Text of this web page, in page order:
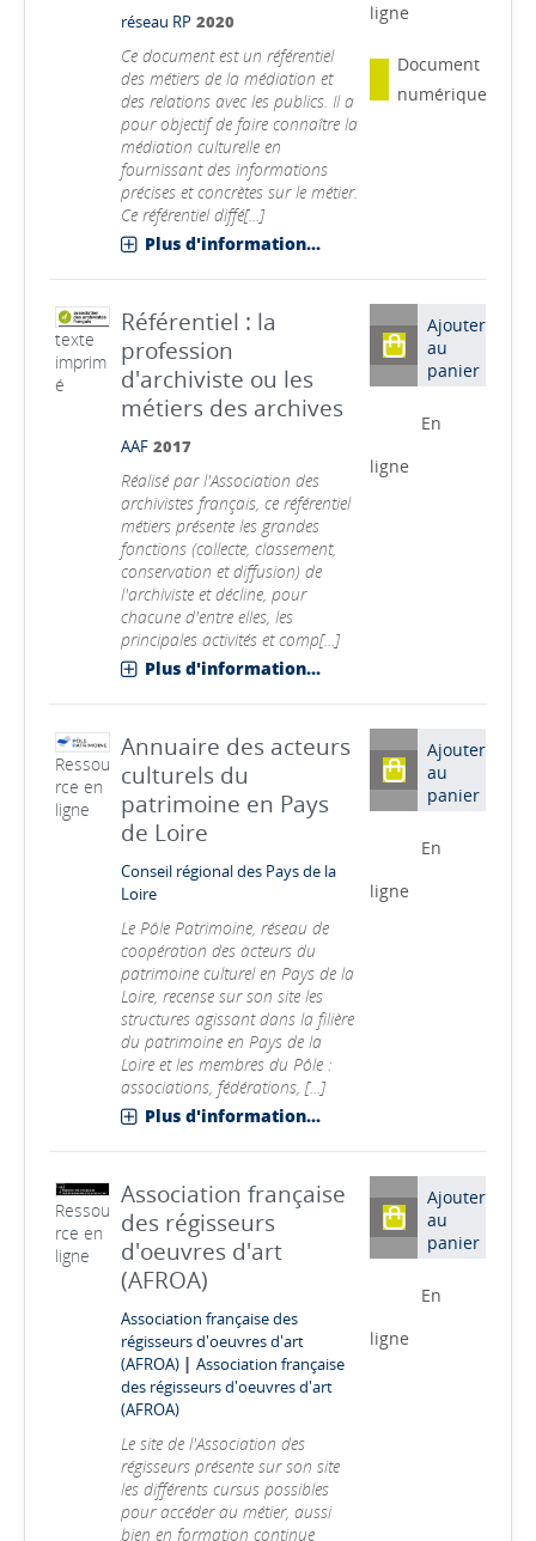
réseau RP 2020
Ce document est un référentiel
des métiers de la médiation et
des relations avec les publics. Il a
pour objectif de faire connaître la
médiation culturelle en
fournissant des informations
précises et concrètes sur le métier.
Ce référentiel diffé[...]
Plus d'information...
ligne
Document
numérique
texte
imprim
é
Référentiel : la
profession
d'archiviste ou les
métiers des archives
AAF 2017
Réalisé par l'Association des
archivistes français, ce référentiel
métiers présente les grandes
fonctions (collecte, classement,
conservation et diffusion) de
l'archiviste et décline, pour
chacune d'entre elles, les
principales activités et comp[...]
Plus d'information...
Ajouter
au
panier
En
ligne
Ressou
rce en
ligne
Annuaire des acteurs
culturels du
patrimoine en Pays
de Loire
Conseil régional des Pays de la
Loire
Le Pôle Patrimoine, réseau de
coopération des acteurs du
patrimoine culturel en Pays de la
Loire, recense sur son site les
structures agissant dans la filière
du patrimoine en Pays de la
Loire et les membres du Pôle :
associations, fédérations, [...]
Plus d'information...
Ajouter
au
panier
En
ligne
Ressou
rce en
ligne
Association française
des régisseurs
d'oeuvres d'art
(AFROA)
Association française des
régisseurs d'oeuvres d'art
(AFROA) |Association française
des régisseurs d'oeuvres d'art
(AFROA)
Le site de l'Association des
régisseurs présente sur son site
les différents cursus possibles
pour accéder au métier, aussi
bien en formation continue
Ajouter
au
panier
En
ligne